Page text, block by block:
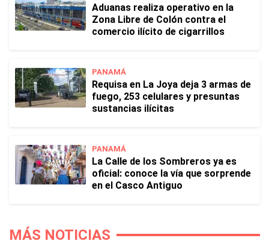
Aduanas realiza operativo en la
Zona Libre de Colón contra el
comercio ilícito de cigarrillos
PANAMÁ
Requisa en La Joya deja 3 armas de
fuego, 253 celulares y presuntas
sustancias ilícitas
PANAMÁ
La Calle de los Sombreros ya es
oficial: conoce la vía que sorprende
en el Casco Antiguo
MÁS NOTICIAS